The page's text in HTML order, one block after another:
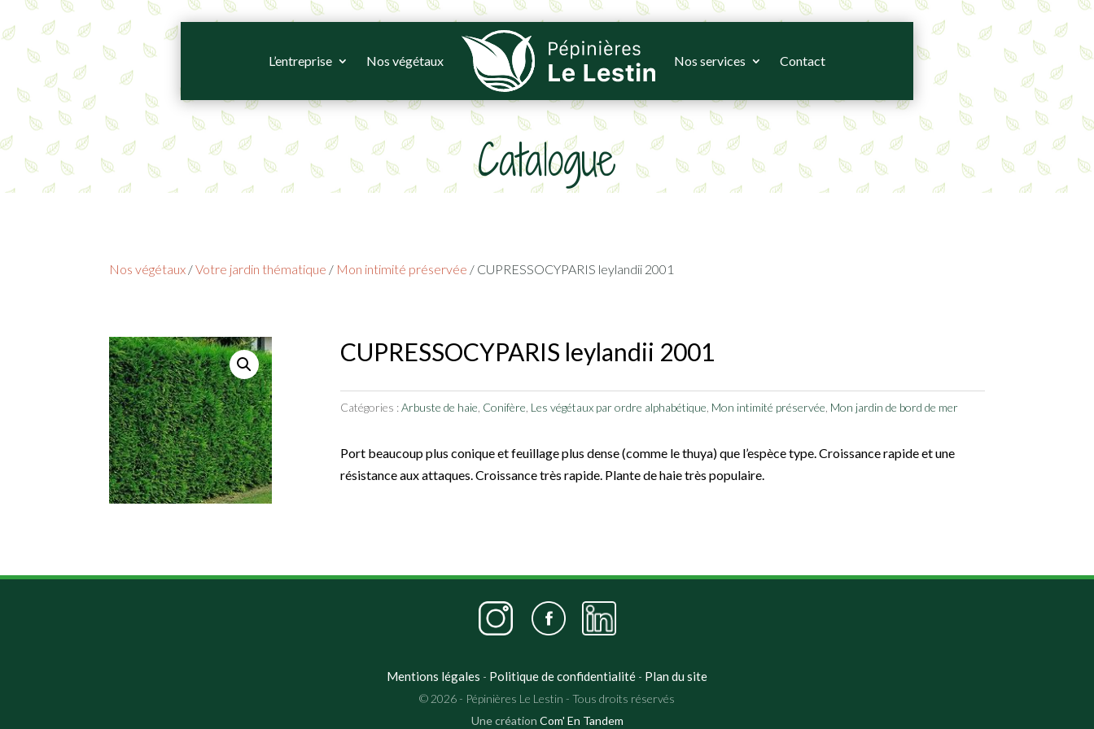
L’entreprise Nos végétaux Nos services Contact
Catalogue
Nos végétaux /Votre jardin thématique / Mon intimité préservée / CUPRESSOCYPARIS leylandii 2001
CUPRESSOCYPARIS leylandii 2001
Catégories :Arbuste de haie Conifère Les végétaux par ordre alphabétique Mon intimité préservée Mon jardin de bord de mer
Port beaucoup plus conique et feuillage plus dense (comme le thuya) que l’espèce type. Croissance rapide et une
résistance aux attaques. Croissance très rapide. Plante de haie très populaire.
Mentions légales - Politique de confidentialité - Plan du site
© 2026 - Pépinières Le Lestin - Tous droits réservés
Une création Com' En Tandem